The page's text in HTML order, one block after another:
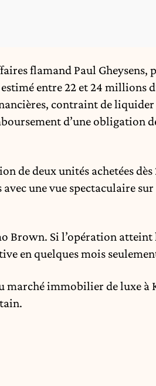
flamand Paul Gheysens,
entre 22 et 24 millions
contraint de
d’une obligation
de deux unités achetées
une vue spectaculaire
Brown. Si l’opération atteint
en quelques mois
marché immobilier de luxe à